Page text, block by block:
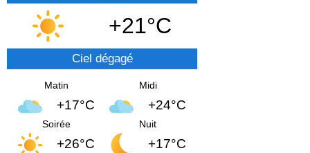
+21°C
Ciel dégagé
Matin
+17°C
Midi
+24°C
Soirée
+26°C
Nuit
+17°C